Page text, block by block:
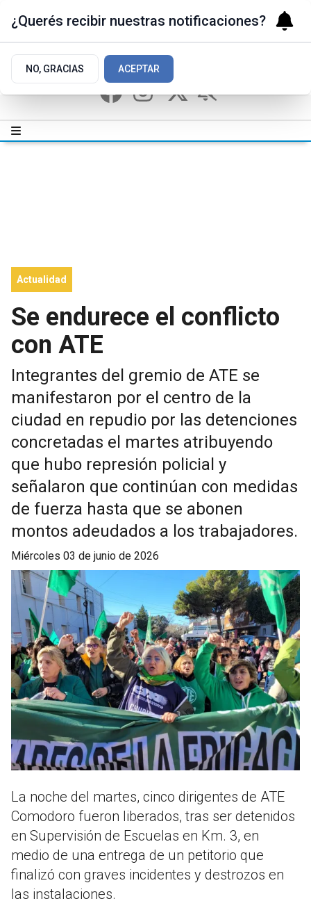
Actualidad
Se endurece el conflicto
con ATE
Integrantes del gremio de ATE se
manifestaron por el centro de la
ciudad en repudio por las detenciones
concretadas el martes atribuyendo
que hubo represión policial y
señalaron que continúan con medidas
de fuerza hasta que se abonen
montos adeudados a los trabajadores.
miércoles 03 de junio de 2026
La noche del martes, cinco dirigentes de ATE
Comodoro fueron liberados, tras ser detenidos
en Supervisión de Escuelas en Km. 3, en
medio de una entrega de un petitorio que
finalizó con graves incidentes y destrozos en
las instalaciones.
¿Querés recibir nuestras notificaciones?
NO, GRACIAS ACEPTAR